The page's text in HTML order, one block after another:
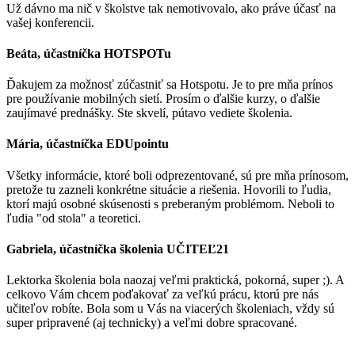
Už dávno ma nič v školstve tak nemotivovalo, ako práve účasť na
vašej konferencii.
Beáta, účastníčka HOTSPOTu
Ďakujem za možnosť zúčastniť sa Hotspotu. Je to pre mňa prínos
pre používanie mobilných sietí. Prosím o ďalšie kurzy, o ďalšie
zaujímavé prednášky. Ste skvelí, pútavo vediete školenia.
Mária, účastníčka EDUpointu
Všetky informácie, ktoré boli odprezentované, sú pre mňa prínosom,
pretože tu zazneli konkrétne situácie a riešenia. Hovorili to ľudia,
ktorí majú osobné skúsenosti s preberaným problémom. Neboli to
ľudia "od stola" a teoretici.
Gabriela, účastníčka školenia UČITEĽ21
Lektorka školenia bola naozaj veľmi praktická, pokorná, super ;). A
celkovo Vám chcem poďakovať za veľkú prácu, ktorú pre nás
učiteľov robíte. Bola som u Vás na viacerých školeniach, vždy sú
super pripravené (aj technicky) a veľmi dobre spracované.